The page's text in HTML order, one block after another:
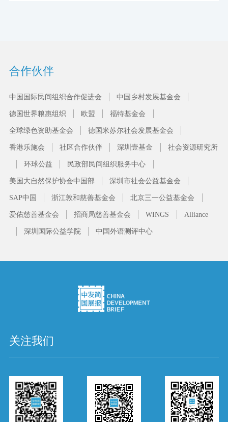
合作伙伴
中国国际民间组织合作促进会 中国乡村发展基金会
德国世界粮惠组织 欧盟 福特基金会
全球绿色资助基金会 德国米苏尔社会发展基金会
香港乐施会 社区合作伙伴 深圳壹基金 社会资源研究所
环球公益 民政部民间组织服务中心
美国大自然保护协会中国部 深圳市社会公益基金会
SAP中国 浙江敦和慈善基金会 北京三一公益基金会
爱佑慈善基金会 招商局慈善基金会 WINGS Alliance
深圳国际公益学院 中国外语测评中心
关注我们